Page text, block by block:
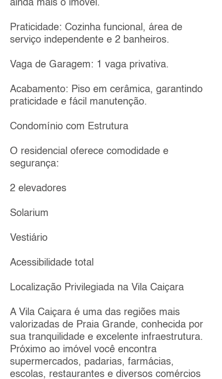
ainda mais o imóvel.
Praticidade: Cozinha funcional, área de
serviço independente e 2 banheiros.
Vaga de Garagem: 1 vaga privativa.
Acabamento: Piso em cerâmica, garantindo
praticidade e fácil manutenção.
Condomínio com Estrutura
O residencial oferece comodidade e
segurança:
2 elevadores
Solarium
Vestiário
Acessibilidade total
Localização Privilegiada na Vila Caiçara
A Vila Caiçara é uma das regiões mais
valorizadas de Praia Grande, conhecida por
sua tranquilidade e excelente infraestrutura.
Próximo ao imóvel você encontra
supermercados, padarias, farmácias,
escolas, restaurantes e diversos comércios